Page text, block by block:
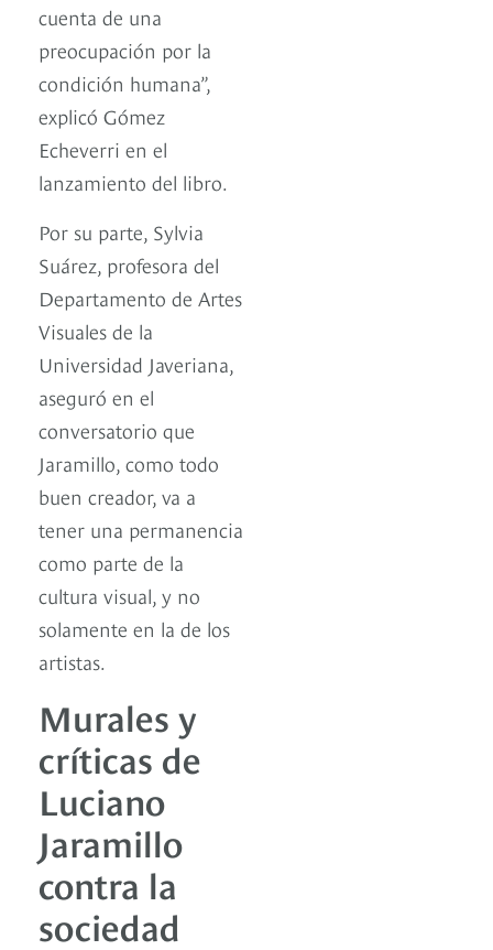
cuenta de una
preocupación por la
condición humana”,
explicó Gómez
Echeverri en el
lanzamiento del libro.
Por su parte, Sylvia
Suárez, profesora del
Departamento de Artes
Visuales de la
Universidad Javeriana,
aseguró en el
conversatorio que
Jaramillo, como todo
buen creador, va a
tener una permanencia
como parte de la
cultura visual, y no
solamente en la de los
artistas.
Murales y
críticas de
Luciano
Jaramillo
contra la
sociedad